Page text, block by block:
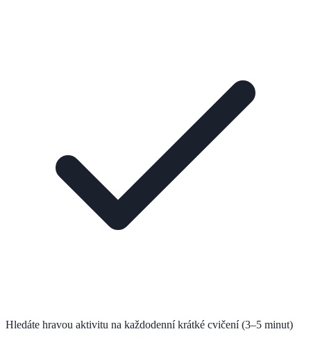
Hledáte hravou aktivitu na každodenní krátké cvičení (3–5 minut)